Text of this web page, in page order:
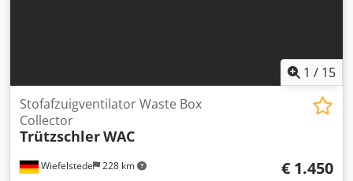
1 / 15
Wiefelstede 228 km
Stofafzuigventilator Waste Box
Collector
TrützschlerWAC
€ 1.450